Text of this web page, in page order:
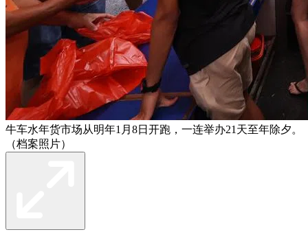
牛车水年货市场从明年1月8日开跑，一连举办21天至年除夕。
（档案照片）